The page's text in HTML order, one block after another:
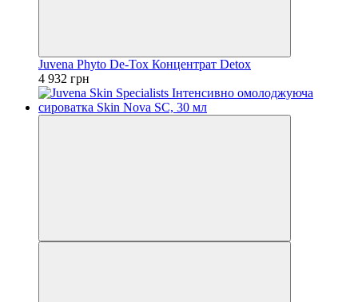
Juvena Phyto De-Tox Концентрат Detox
4 932 грн